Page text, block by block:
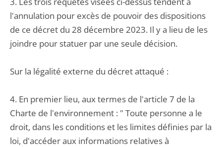
l'annulation pour excès de pouvoir des dispositions
de ce décret du 28 décembre 2023. Il y a lieu de les
joindre pour statuer par une seule décision.
Sur la légalité externe du décret attaqué :
4. En premier lieu, aux termes de l'article 7 de la
Charte de l'environnement : " Toute personne a le
droit, dans les conditions et les limites définies par la
loi, d'accéder aux informations relatives à